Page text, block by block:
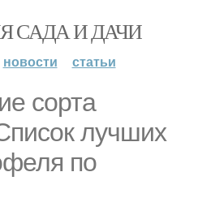
САДА И ДАЧИ
новости статьи
сорта
лучших
по